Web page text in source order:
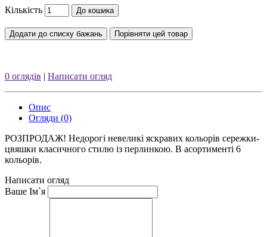
Кількість До кошика
Додати до списку бажань Порівняти цей товар
0 оглядів | Написати огляд
Опис
Огляди (0)
РОЗПРОДАЖ! Недорогі невеликі яскравих кольорів сережки-
цвяшки класичного стилю із перлинкою. В асортименті 6
кольорів.
Написати огляд
Ваше Ім`я